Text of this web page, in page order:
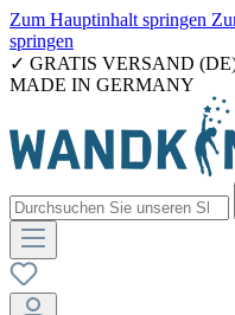
Zum Hauptinhalt springen
springen
✓ GRATIS VERSAND
MADE IN GERMANY